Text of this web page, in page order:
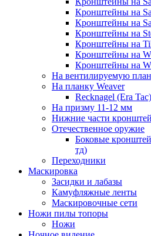
Кронштейны на
Кронштейны на
Кронштейны на
Кронштейны на
Кронштейны на
Кронштейны на
На вентилируемую
На планку Weaver
Recknagel (Era Tac)
На призму 11-12 мм
Нижние части
Отечественное оружие
Боковые
тд)
Переходники
Маскировка
Засидки и лабазы
Камуфляжные ленты
Маскировочные сети
Ножи пилы топоры
Ножи